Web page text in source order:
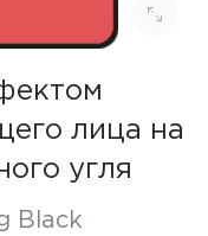
лица на
угля
Black